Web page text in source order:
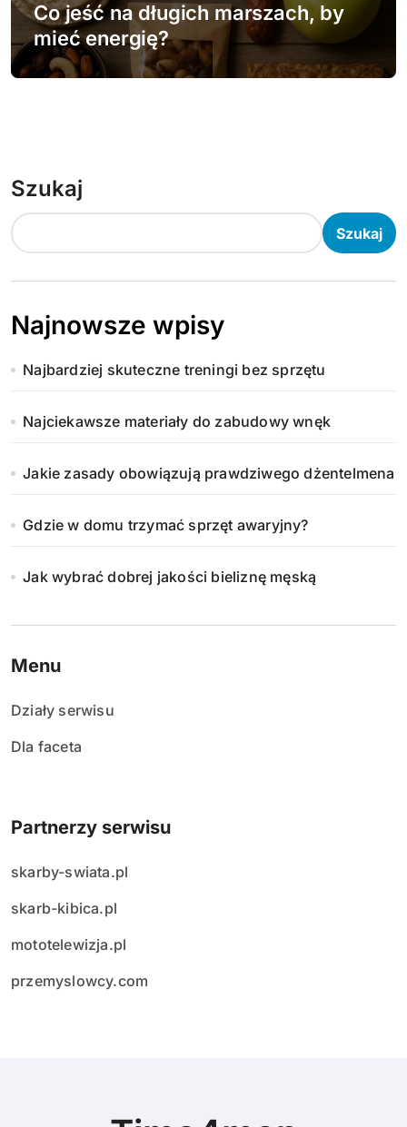
Co jeść na długich marszach, by
mieć energię?
Szukaj
Szukaj
Najnowsze wpisy
Najbardziej skuteczne treningi bez sprzętu
Najciekawsze materiały do zabudowy wnęk
Jakie zasady obowiązują prawdziwego dżentelmena
Gdzie w domu trzymać sprzęt awaryjny?
Jak wybrać dobrej jakości bieliznę męską
Menu
Działy serwisu
Dla faceta
Partnerzy serwisu
skarby-swiata.pl
skarb-kibica.pl
mototelewizja.pl
przemyslowcy.com